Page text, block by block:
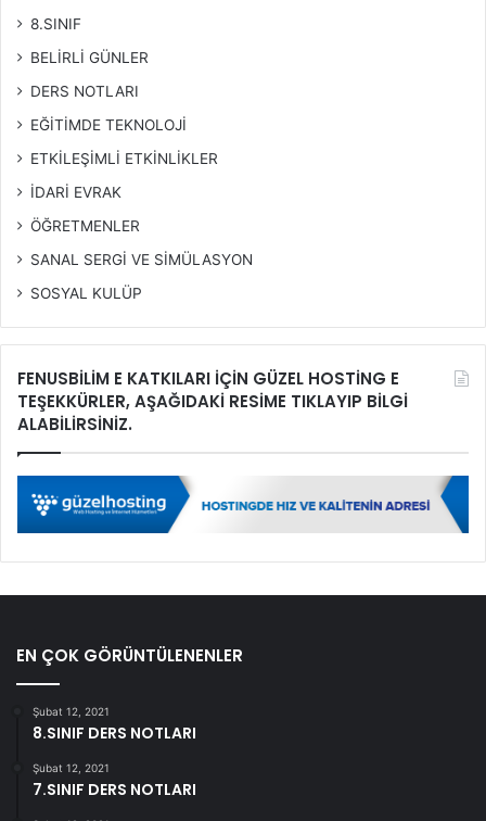
8.SINIF
BELİRLİ GÜNLER
DERS NOTLARI
EĞİTİMDE TEKNOLOJİ
ETKİLEŞİMLİ ETKİNLİKLER
İDARİ EVRAK
ÖĞRETMENLER
SANAL SERGİ VE SİMÜLASYON
SOSYAL KULÜP
FENUSBİLİM E KATKILARI İÇİN GÜZEL HOSTİNG E
TEŞEKKÜRLER, AŞAĞIDAKİ RESİME TIKLAYIP BİLGİ
ALABİLİRSİNİZ.
EN ÇOK GÖRÜNTÜLENENLER
Şubat 12, 2021
8.SINIF DERS NOTLARI
Şubat 12, 2021
7.SINIF DERS NOTLARI